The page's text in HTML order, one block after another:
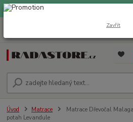
EXPRESNÍ DOPRAVA ZDARMA
Úvod Matrace
Matrace Dřevočal
potah Levandule
Zavřít